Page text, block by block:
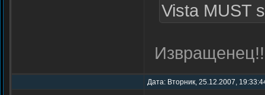
Vista MUST
Дата: Вторник, 25.12.2007,